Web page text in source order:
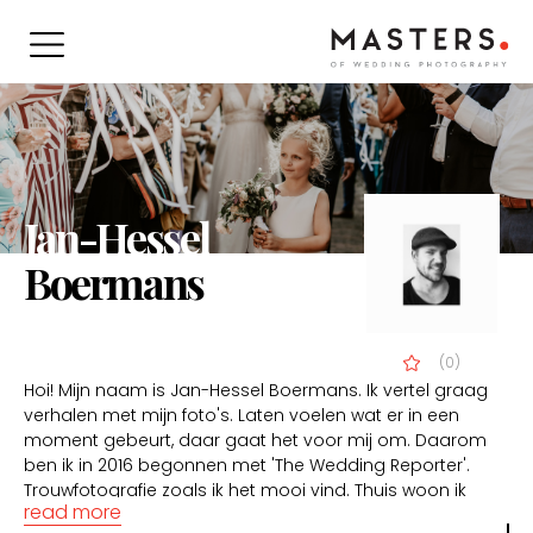
Jan-Hessel
Boermans
(0)
Hoi! Mijn naam is Jan-Hessel Boermans. Ik vertel graag
verhalen met mijn foto's. Laten voelen wat er in een
moment gebeurt, daar gaat het voor mij om. Daarom
ben ik in 2016 begonnen met 'The Wedding Reporter'.
Trouwfotografie zoals ik het mooi vind. Thuis woon ik
samen met Evelien en ben ik papa van Feline en Ian. We
read more